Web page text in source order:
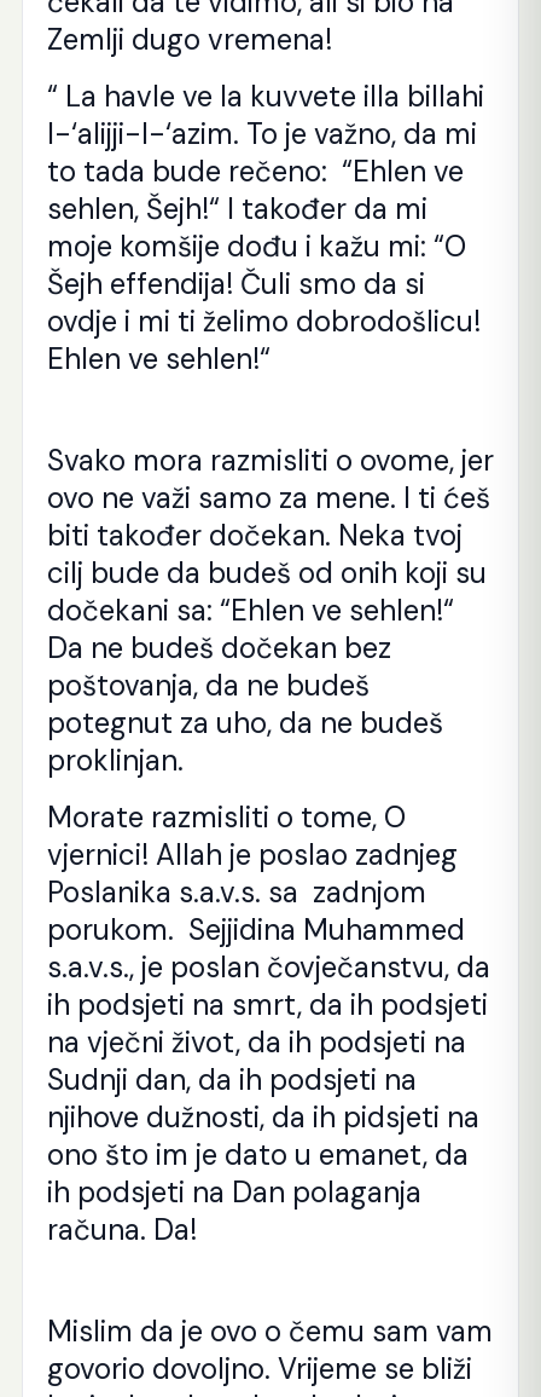
Zemlji dugo vremena!
“ La havle ve la kuvvete illa billahi
l-‘alijji-l-‘azim. To je važno, da mi
to tada bude rečeno: “Ehlen ve
sehlen, Šejh!“ I također da mi
moje komšije dođu i kažu mi: “O
Šejh effendija! Čuli smo da si
ovdje i mi ti želimo dobrodošlicu!
Ehlen ve sehlen!“
Svako mora razmisliti o ovome, jer
ovo ne važi samo za mene. I ti ćeš
biti također dočekan. Neka tvoj
cilj bude da budeš od onih koji su
dočekani sa: “Ehlen ve sehlen!“
Da ne budeš dočekan bez
poštovanja, da ne budeš
potegnut za uho, da ne budeš
proklinjan.
Morate razmisliti o tome, O
vjernici! Allah je poslao zadnjeg
Poslanika s.a.v.s. sa zadnjom
porukom. Sejjidina Muhammed
s.a.v.s., je poslan čovječanstvu, da
ih podsjeti na smrt, da ih podsjeti
na vječni život, da ih podsjeti na
Sudnji dan, da ih podsjeti na
njihove dužnosti, da ih pidsjeti na
ono što im je dato u emanet, da
ih podsjeti na Dan polaganja
računa. Da!
Mislim da je ovo o čemu sam vam
govorio dovoljno. Vrijeme se bliži